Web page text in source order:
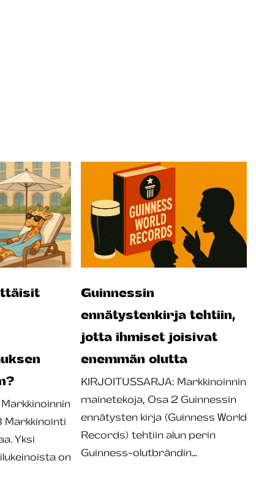
Markkinointi
Yksi
on
Guinnessin
ennätystenkirja tehtiin,
jotta ihmiset joisivat
enemmän olutta
KIRJOITUSSARJA: Markkinoinnin
mainetekoja, Osa 2 Guinnessin
ennätysten kirja (Guinness World
Records) tehtiin alun perin
Guinness-olutbrändin…